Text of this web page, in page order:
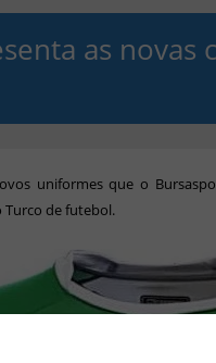
as novas
uniformes que o
Turco de futebol.